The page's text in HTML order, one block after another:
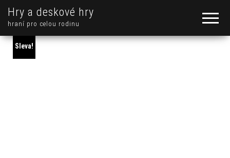
Hry a deskové hry
hraní pro celou rodinu
Sleva!